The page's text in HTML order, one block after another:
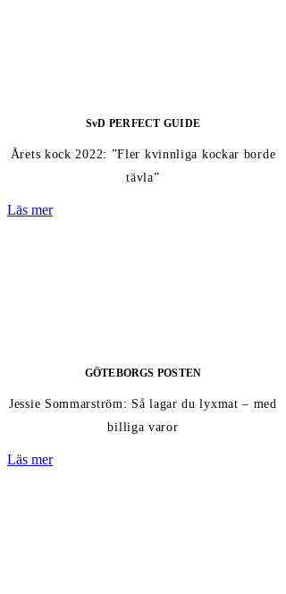
SvD PERFECT GUIDE
Årets kock 2022: ”Fler kvinnliga kockar borde
tävla”
Läs mer
GÖTEBORGS POSTEN
Jessie Sommarström: Så lagar du lyxmat – med
billiga varor
Läs mer